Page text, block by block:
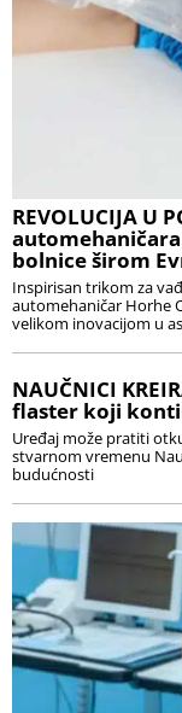
REVOLUCIJA U
bolnice širom
Inspirisan trikom za
automehaničar Horhe
velikom inovacijom u
NAUČNICI
flaster koji
Uređaj može pratiti
stvarnom vremenu
budućnosti